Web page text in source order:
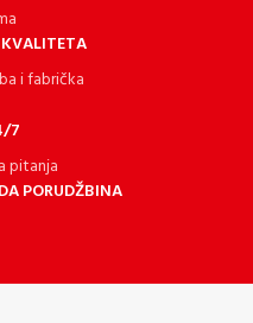
i fabrička
7
pitanja
PORUDŽBINA